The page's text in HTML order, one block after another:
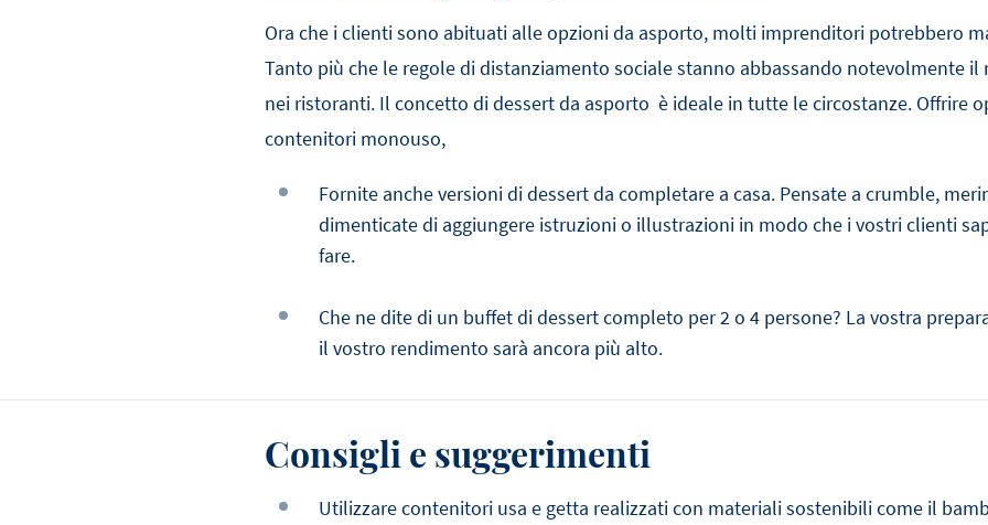
Ora che i clienti sono abituati alle opzioni da asporto, molti imprenditori potrebbero
Tanto più che le regole di distanziamento sociale stanno abbassando notevolmente
nei ristoranti. Il concetto di dessert da asporto è ideale in tutte le circostanze. Offrire
contenitori monouso,
Fornite anche versioni di dessert da completare a casa. Pensate a crumble,
dimenticate di aggiungere istruzioni o illustrazioni in modo che i vostri clienti
fare.
Che ne dite di un buffet di dessert completo per 2 o 4 persone? La vostra
il vostro rendimento sarà ancora più alto.
Consigli e suggerimenti
Utilizzare contenitori usa e getta realizzati con materiali sostenibili come il